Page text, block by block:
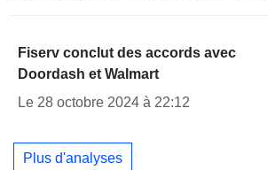
Fiserv conclut des accords avec
Doordash et Walmart
Le 28 octobre 2024 à 22:12
Plus d'analyses